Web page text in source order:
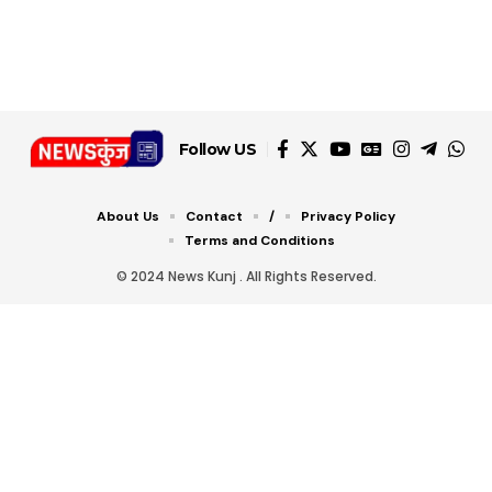
Follow US
© 2024 News Kunj . All Rights Reserved.
About Us Contact /
Privacy Policy
Terms and Conditions